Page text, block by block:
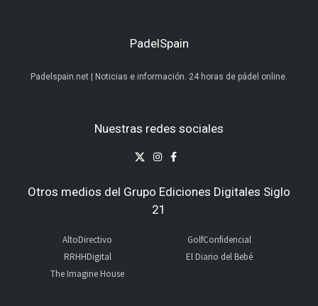
PadelSpain
Padelspain.net | Noticias e información. 24 horas de pádel online.
Nuestras redes sociales
Otros medios del Grupo Ediciones Digitales Siglo
21
AltoDirectivo
RRHHDigital
The Imagine House
GolfConfidencial
El Diario del Bebé